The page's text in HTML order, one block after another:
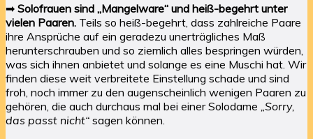
➡ Solofrauen sind „Mangelware“ und heiß-begehrt unter
vielen Paaren. Teils so heiß-begehrt, dass zahlreiche Paare
ihre Ansprüche auf ein geradezu unerträgliches Maß
herunterschrauben und so ziemlich alles bespringen würden,
was sich ihnen anbietet und solange es eine Muschi hat. Wir
finden diese weit verbreitete Einstellung schade und sind
froh, noch immer zu den augenscheinlich wenigen Paaren zu
gehören, die auch durchaus mal bei einer Solodame „Sorry,
das passt nicht“ sagen können.